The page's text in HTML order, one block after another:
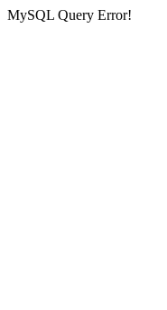
MySQL Query Error!